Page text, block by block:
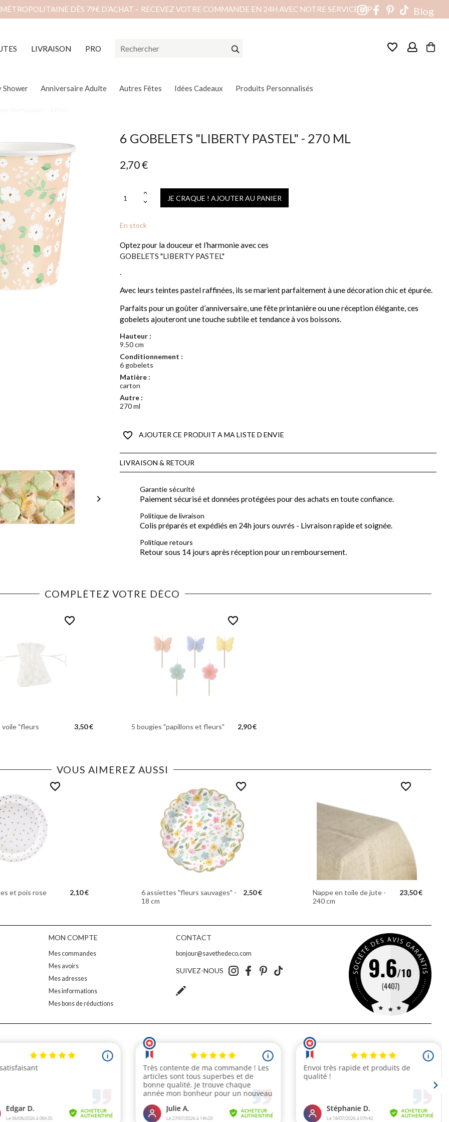
Blog
DÈS 79€ D’ACHAT – RECEVEZ VOTRE COMMANDE EN 24H AVEC NOTRE SERVICE VIP
LIVRAISON PRO favorite_border
Shower Anniversaire Adulte Autres Fêtes Idées Cadeaux Produits Personnalisés
"liberty pastel" - 270 ml

6 GOBELETS "LIBERTY PASTEL" - 270 ML
2,70 €
JE CRAQUE ! AJOUTER AU PANIER
En stock
Optez pour la douceur et l’harmonie avec ces
GOBELETS "LIBERTY PASTEL"
.
Avec leurs teintes pastel raffinées, ils se marient parfaitement à une décoration chic et épurée.
Parfaits pour un goûter d’anniversaire, une fête printanière ou une réception élégante, ces
gobelets ajouteront une touche subtile et tendance à vos boissons.
Hauteur :
9.50 cm
Conditionnement :
6 gobelets
Matière :
carton
Autre :
270 ml
favorite_border AJOUTER CE PRODUIT A MA LISTE D ENVIE
LIVRAISON & RETOUR
Garantie sécurité
Paiement sécurisé et données protégées pour des achats en toute confiance.
Politique de livraison
Colis préparés et expédiés en 24h jours ouvrés - Livraison rapide et soignée.
Politique retours
Retour sous 14 jours après réception pour un remboursement.
COMPLÉTEZ VOTRE DÉCO
favorite_border
voile "fleurs
3,50 €
favorite_border
5 bougies "papillons et fleurs" 2,90 €
VOUS AIMEREZ AUSSI
favorite_border
et pois rose
2,10 €
favorite_border
6 assiettes "fleurs sauvages" -
18 cm
2,50 €
favorite_border
Nappe en toile de jute -
240 cm
23,50 €
MON COMPTE
Mes commandes
Mes avoirs
Mes adresses
Mes informations
Mes bons de réductions
CONTACT
bonjour@savethedeco.com
SUIVEZ-NOUS